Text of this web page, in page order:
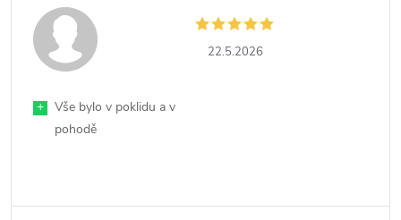
22.5.2026
+
Vše bylo v poklidu a v
pohodě